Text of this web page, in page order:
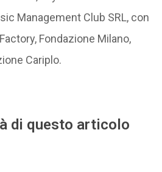
Management Club SRL, con
Fondazione Milano,
Cariplo.
di questo articolo